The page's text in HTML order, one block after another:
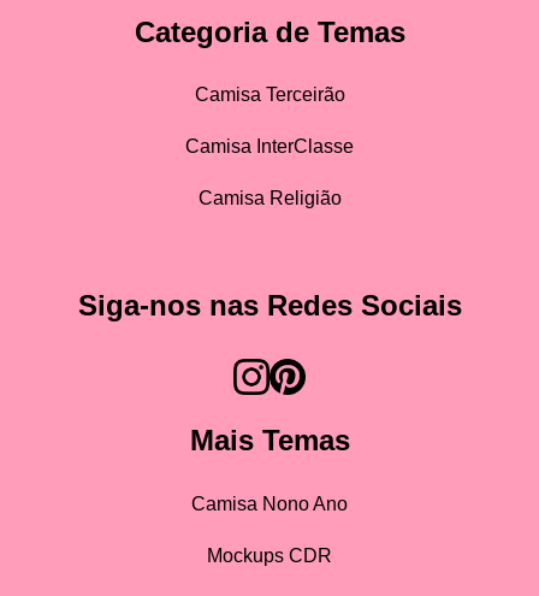
Categoria de Temas
Camisa Terceirão
Camisa InterClasse
Camisa Religião
Siga-nos nas Redes Sociais
Mais Temas
Camisa Nono Ano
Mockups CDR